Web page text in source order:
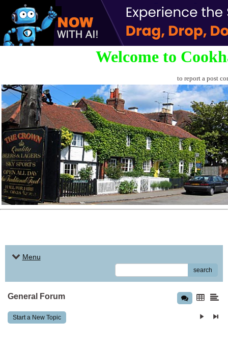
Welcome to
to report a post
Menu
search
General Forum
Start a New Topic